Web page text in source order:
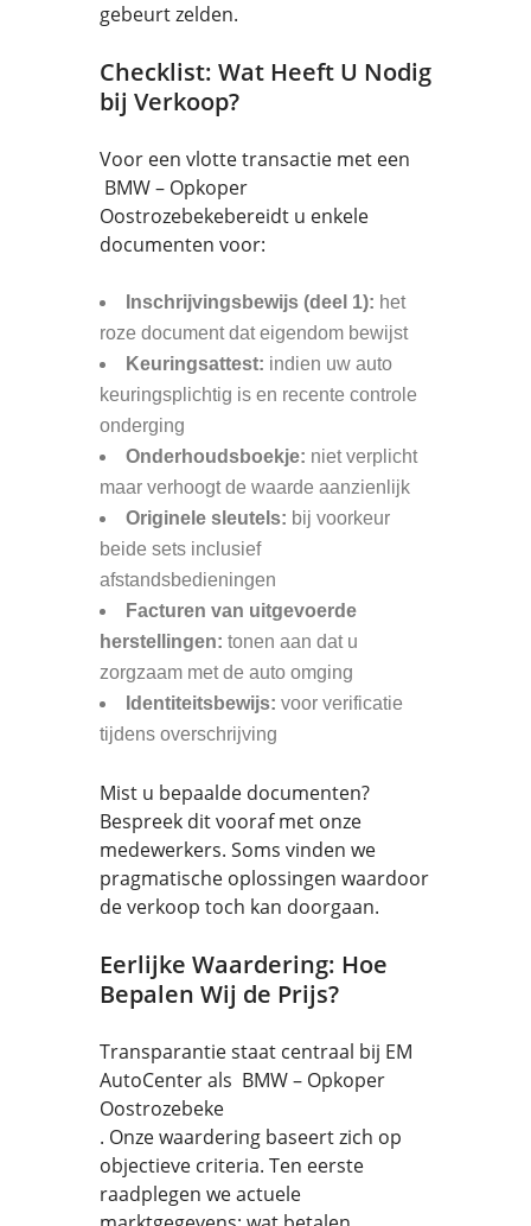
gebeurt zelden.
Checklist: Wat Heeft U Nodig
bij Verkoop?
Voor een vlotte transactie met een
BMW – Opkoper
Oostrozebekebereidt u enkele
documenten voor:
Inschrijvingsbewijs (deel 1): het
roze document dat eigendom bewijst
Keuringsattest: indien uw auto
keuringsplichtig is en recente controle
onderging
Onderhoudsboekje: niet verplicht
maar verhoogt de waarde aanzienlijk
Originele sleutels: bij voorkeur
beide sets inclusief
afstandsbedieningen
Facturen van uitgevoerde
herstellingen: tonen aan dat u
zorgzaam met de auto omging
Identiteitsbewijs: voor verificatie
tijdens overschrijving
Mist u bepaalde documenten?
Bespreek dit vooraf met onze
medewerkers. Soms vinden we
pragmatische oplossingen waardoor
de verkoop toch kan doorgaan.
Eerlijke Waardering: Hoe
Bepalen Wij de Prijs?
Transparantie staat centraal bij EM
AutoCenter als BMW – Opkoper
Oostrozebeke
. Onze waardering baseert zich op
objectieve criteria. Ten eerste
raadplegen we actuele